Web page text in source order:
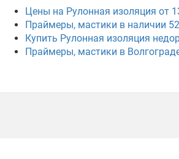
Цены на Рулонная изоляция от
Праймеры, мастики в наличии 52
Купить Рулонная изоляция
Праймеры, мастики в